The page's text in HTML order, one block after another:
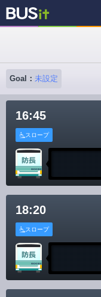
Goal： 未設定
16:45
スロープ
18:20
スロープ